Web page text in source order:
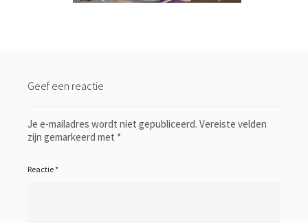
Geef een reactie
Je e-mailadres wordt niet gepubliceerd. Vereiste velden
zijn gemarkeerd met *
Reactie*